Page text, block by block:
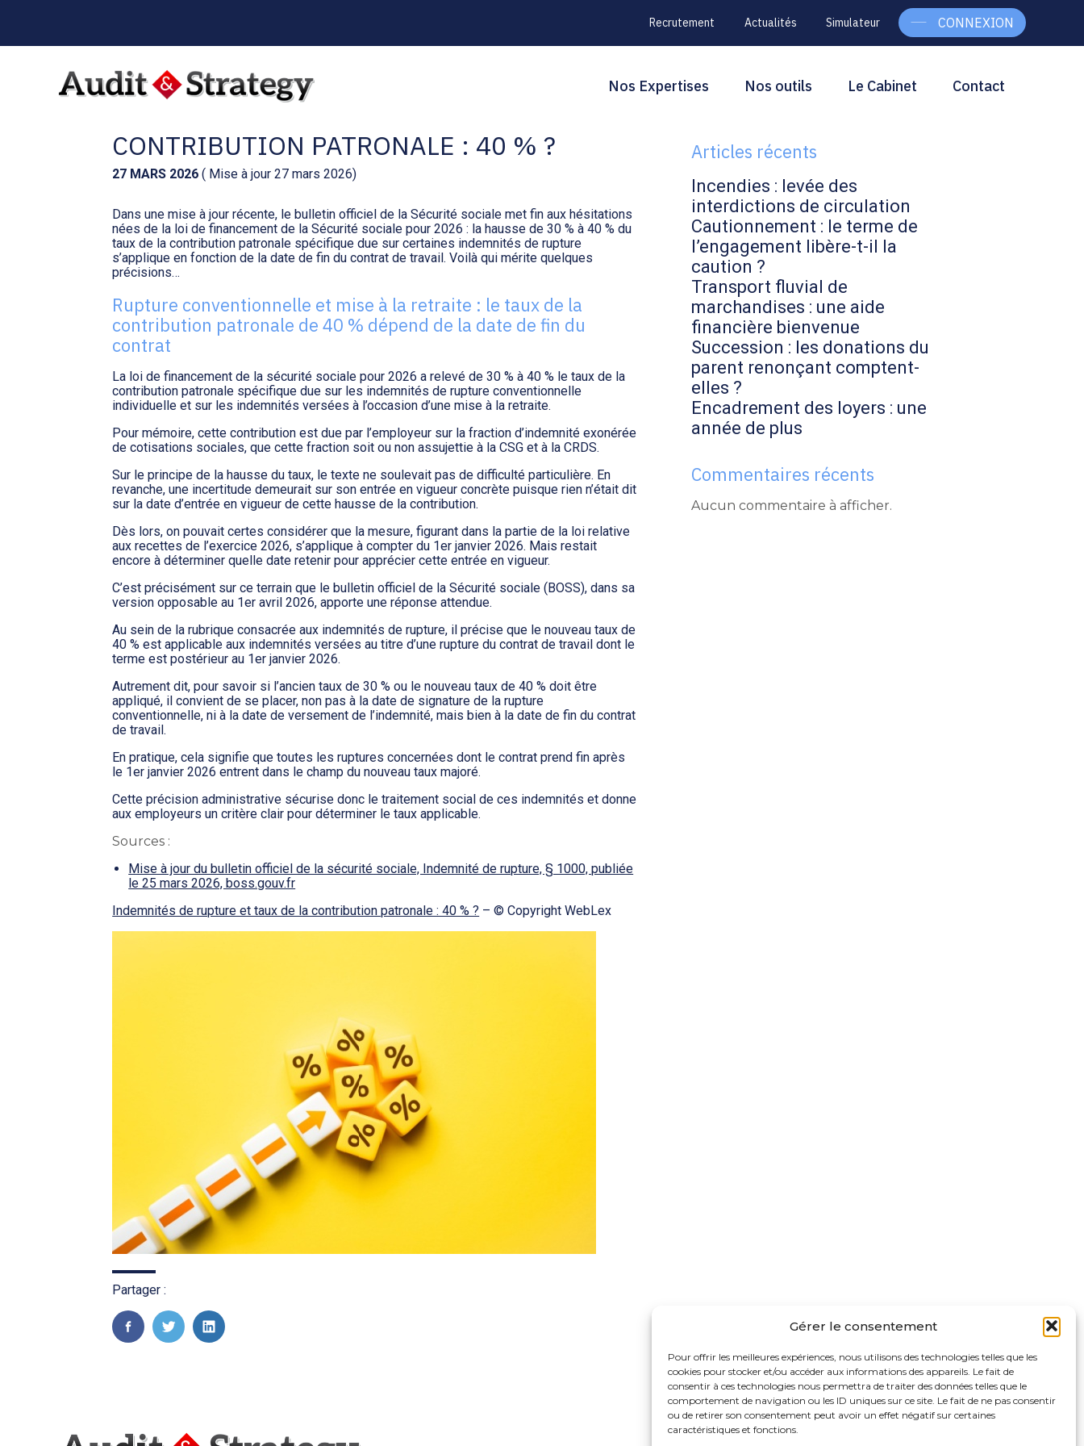
Gérer le consentement
Pour offrir les meilleures expériences, nous utilisons des technologies telles que les
cookies pour stocker et/ou accéder aux informations des appareils. Le fait de
consentir à ces technologies nous permettra de traiter des données telles que le
comportement de navigation ou les ID uniques sur ce site. Le fait de ne pas consentir
ou de retirer son consentement peut avoir un effet négatif sur certaines
caractéristiques et fonctions.
sub-
header
Recrutement Actualités Simulateur CONNEXION
Aller
Principal
Nos Expertises Nos outils Le Cabinet Contact
CONTRIBUTION PATRONALE : 40 % ?
27 MARS 2026 ( Mise à jour 27 mars 2026)
Dans une mise à jour récente, le bulletin officiel de la Sécurité sociale met fin aux hésitations
nées de la loi de financement de la Sécurité sociale pour 2026 : la hausse de 30 % à 40 % du
taux de la contribution patronale spécifique due sur certaines indemnités de rupture
s’applique en fonction de la date de fin du contrat de travail. Voilà qui mérite quelques
précisions…
Rupture conventionnelle et mise à la retraite : le taux de la
contribution patronale de 40 % dépend de la date de fin du
contrat
La loi de financement de la sécurité sociale pour 2026 a relevé de 30 % à 40 % le taux de la
contribution patronale spécifique due sur les indemnités de rupture conventionnelle
individuelle et sur les indemnités versées à l’occasion d’une mise à la retraite.
Pour mémoire, cette contribution est due par l’employeur sur la fraction d’indemnité exonérée
de cotisations sociales, que cette fraction soit ou non assujettie à la CSG et à la CRDS.
Sur le principe de la hausse du taux, le texte ne soulevait pas de difficulté particulière. En
revanche, une incertitude demeurait sur son entrée en vigueur concrète puisque rien n’était dit
sur la date d’entrée en vigueur de cette hausse de la contribution.
Dès lors, on pouvait certes considérer que la mesure, figurant dans la partie de la loi relative
aux recettes de l’exercice 2026, s’applique à compter du 1er janvier 2026. Mais restait
encore à déterminer quelle date retenir pour apprécier cette entrée en vigueur.
C’est précisément sur ce terrain que le bulletin officiel de la Sécurité sociale (BOSS), dans sa
version opposable au 1er avril 2026, apporte une réponse attendue.
Au sein de la rubrique consacrée aux indemnités de rupture, il précise que le nouveau taux de
40 % est applicable aux indemnités versées au titre d’une rupture du contrat de travail dont le
terme est postérieur au 1er janvier 2026.
Autrement dit, pour savoir si l’ancien taux de 30 % ou le nouveau taux de 40 % doit être
appliqué, il convient de se placer, non pas à la date de signature de la rupture
conventionnelle, ni à la date de versement de l’indemnité, mais bien à la date de fin du contrat
de travail.
En pratique, cela signifie que toutes les ruptures concernées dont le contrat prend fin après
le 1er janvier 2026 entrent dans le champ du nouveau taux majoré.
Cette précision administrative sécurise donc le traitement social de ces indemnités et donne
aux employeurs un critère clair pour déterminer le taux applicable.
Sources :
Mise à jour du bulletin officiel de la sécurité sociale, Indemnité de rupture, § 1000, publiée
le 25 mars 2026, boss.gouv.fr
Indemnités de rupture et taux de la contribution patronale : 40 % ? – © Copyright WebLex
Partager :
FaceBook
TwitterLinkedIn
Blog
Rechercher
Articles récents
Incendies : levée des
interdictions de circulation
Cautionnement : le terme de
l’engagement libère-t-il la
caution ?
Transport fluvial de
marchandises : une aide
financière bienvenue
Succession : les donations du
parent renonçant comptent-
elles ?
Encadrement des loyers : une
année de plus
Commentaires récents
Aucun commentaire à afficher.